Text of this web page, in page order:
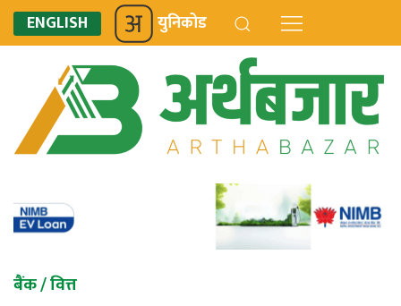
ENGLISH युनिकोड
बैंक / वित्त